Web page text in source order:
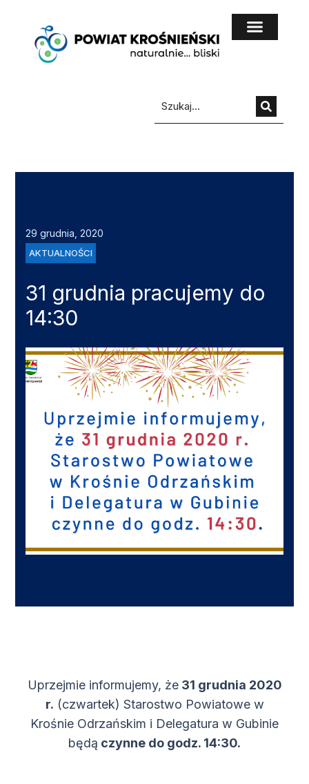
29 grudnia, 2020
AKTUALNOŚCI
31 grudnia pracujemy do
14:30
Uprzejmie informujemy, że31 grudnia 2020
r. (czwartek) Starostwo Powiatowe w
Krośnie Odrzańskim i Delegatura w Gubinie
będą czynne do godz. 14:30.